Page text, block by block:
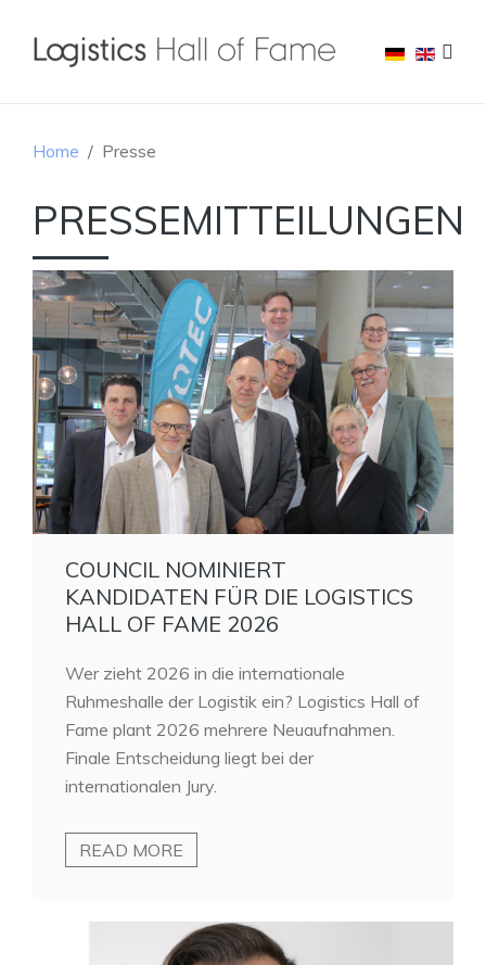
Home Presse
PRESSEMITTEILUNGEN
COUNCIL NOMINIERT
KANDIDATEN FÜR DIE LOGISTICS
HALL OF FAME 2026
Wer zieht 2026 in die internationale
Ruhmeshalle der Logistik ein? Logistics Hall of
Fame plant 2026 mehrere Neuaufnahmen.
Finale Entscheidung liegt bei der
internationalen Jury.
READ MORE